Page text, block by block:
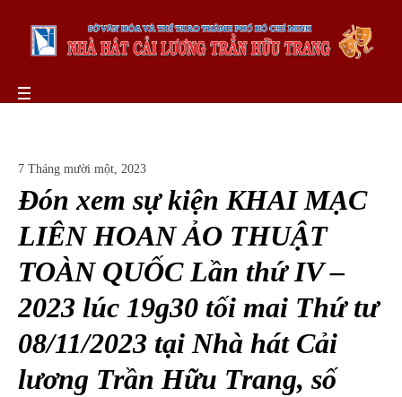
7 Tháng mười một, 2023
Đón xem sự kiện KHAI MẠC
LIÊN HOAN ẢO THUẬT
TOÀN QUỐC Lần thứ IV –
2023 lúc 19g30 tối mai Thứ tư
08/11/2023 tại Nhà hát Cải
lương Trần Hữu Trang, số